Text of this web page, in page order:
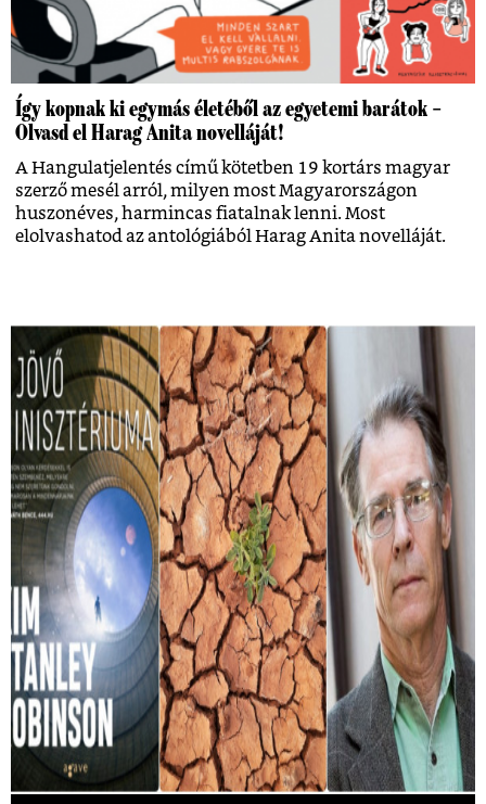
Így kopnak ki egymás életéből az egyetemi barátok –
Olvasd el Harag Anita novelláját!
A Hangulatjelentés című kötetben 19 kortárs magyar
szerző mesél arról, milyen most Magyarországon
huszonéves, harmincas fiatalnak lenni. Most
elolvashatod az antológiából Harag Anita novelláját.
Ez a könyv megjósolta, hogy mit okoznak
a hőhullámok
A Magyarországot sújtó hőség miatt egyre többször jut
eszünkbe Kim Stanley Robinson A Jövő Minisztériuma
című regénye.